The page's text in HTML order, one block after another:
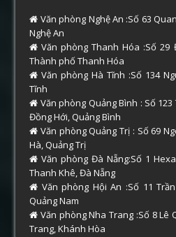
Văn phòng Nghệ An :Số 63
Nghệ An
Văn phòng Thanh Hóa :Số 29
Thành phố Thanh Hóa
Văn phòng Hà Tĩnh :Số 134
Tĩnh
Văn phòng Quảng Bình : Số
Đồng Hới, Quảng Bình
Văn phòng Quảng Trị : Số 69
Hà, Quảng Trị
Văn phòng Đà Nẵng:Số 1
Thanh Khê, Đà Nẵng
Văn phòng Hội An :Số 11
Quảng Nam
Văn phòng Nha Trang :Số 8 Lê
Trang, Khánh Hòa